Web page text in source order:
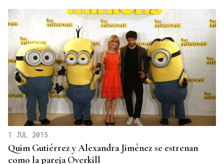
1 JUL 2015
Quim Gutiérrez y Alexandra Jiménez se estrenan
como la pareja Overkill